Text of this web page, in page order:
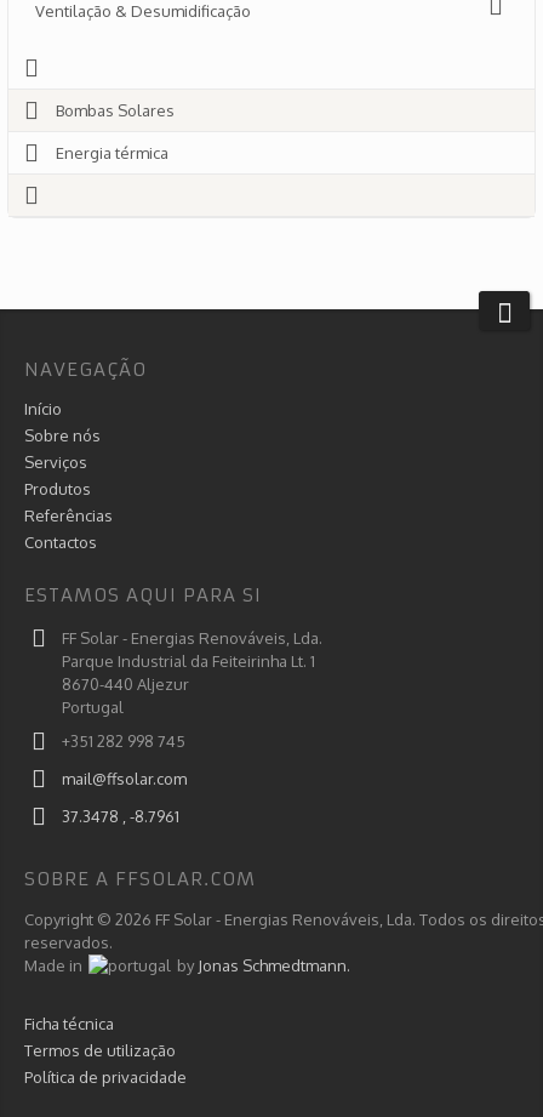
Ventilação & Desumidificação
Bombas Solares
Energia térmica
NAVEGAÇÃO
Início
Sobre nós
Serviços
Produtos
Referências
Contactos
ESTAMOS AQUI PARA SI
FF Solar - Energias Renováveis, Lda.
Parque Industrial da Feiteirinha Lt. 1
8670-440 Aljezur
Portugal
+351 282 998 745
mail@ffsolar.com
37.3478 , -8.7961
SOBRE A FFSOLAR.COM
Copyright © 2026 FF Solar - Energias Renováveis, Lda. Todos os
reservados.
Made in
by Jonas Schmedtmann.
Ficha técnica
Termos de utilização
Política de privacidade